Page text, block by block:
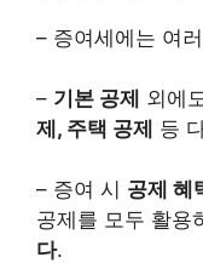
– 증여세에는 여
– 기본 공제 외에
제, 주택 공제 등
– 증여 시 공제 혜
공제를 모두 활용
다.